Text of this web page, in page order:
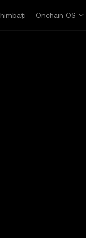
Onchain OS